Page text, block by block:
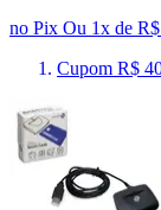
no Pix Ou 1x de
Cupom R$